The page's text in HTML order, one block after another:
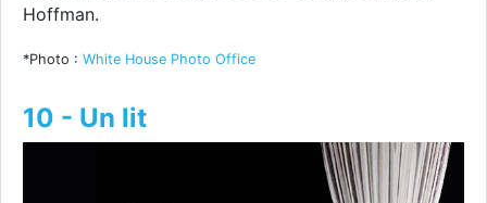
Hoffman.
*Photo : White House Photo Office
10 - Un lit